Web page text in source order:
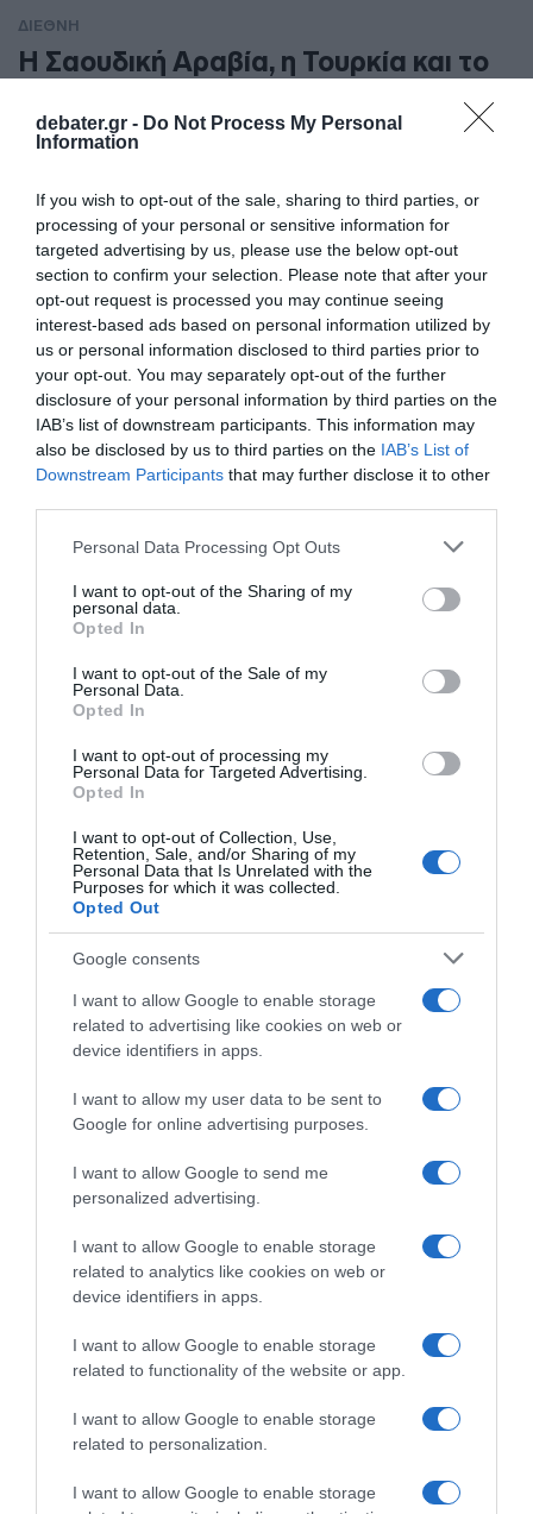
debater.gr - Do Not Process My Personal
Information
If you wish to opt-out of the sale, sharing to third parties, or
processing of your personal or sensitive information for
targeted advertising by us, please use the below opt-out
section to confirm your selection. Please note that after your
opt-out request is processed you may continue seeing
interest-based ads based on personal information utilized by
us or personal information disclosed to third parties prior to
your opt-out. You may separately opt-out of the further
disclosure of your personal information by third parties on the
IAB’s list of downstream participants. This information may
also be disclosed by us to third parties on the IAB’s List of
Downstream Participants that may further disclose it to other
Please note that this website/app uses one or more Google
not limited to your visit or usage behaviour. You may click to
grant or deny consent to Google and its third-party tags to
use your data for below specified purposes in below Google
consent section.
Personal Data Processing Opt Outs
I want to opt-out of the Sharing of my
personal data.
Opted In
I want to opt-out of the Sale of my
Personal Data.
Opted In
I want to opt-out of processing my
Personal Data for Targeted Advertising.
Opted In
I want to opt-out of Collection, Use,
Retention, Sale, and/or Sharing of my
Personal Data that Is Unrelated with the
Purposes for which it was collected.
Opted Out
Google consents
I want to allow Google to enable storage
related to advertising like cookies on web or
device identifiers in apps.
I want to allow my user data to be sent to
Google for online advertising purposes.
I want to allow Google to send me
personalized advertising.
I want to allow Google to enable storage
related to analytics like cookies on web or
device identifiers in apps.
I want to allow Google to enable storage
related to functionality of the website or app.
I want to allow Google to enable storage
related to personalization.
I want to allow Google to enable storage
ΔΙΕΘΝΗ
Η Σαουδική Αραβία, η Τουρκία και το
συμφωνία
κατάσταση στη Μέση Ανατολή
ΔΙΕΘΝΗ
Ιράν: Φήμες ότι ο Μοτζτάμπα Χαμενεΐ
εξαιρετικά κρίσιμη κατάσταση – “Θα
μπορούσε να πεθάνει ανά πάσα
στιγμή”
Δεν έχει συναντήσει κανένα μέλος του υπουργικού
ΡΟΗ ΕΙΔΗΣΕΩΝ
Δικαστήριο για το μπλόκο στην
αίθουσα χορού στον Λευκό Οίκο –
“Εθνική ντροπή”